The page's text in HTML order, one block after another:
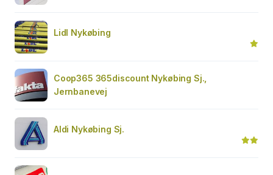
Lidl Nykøbing
Coop365 365discount Nykøbing Sj.,
Jernbanevej
Aldi Nykøbing Sj.